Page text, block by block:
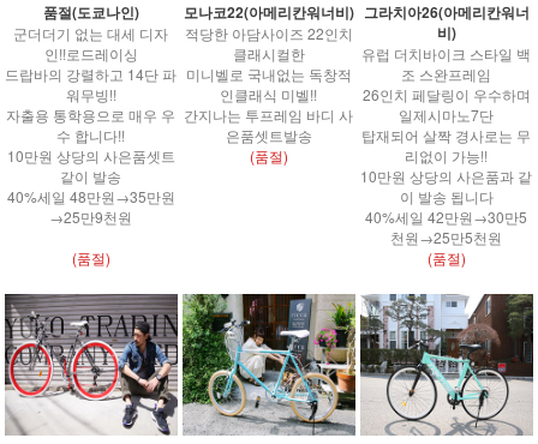
품절(도쿄나인)
군더더기 없는 대세 디자
인!!로드레이싱
드랍바의 강렬하고 14단 파
워무빙!!
자출용 통학용으로 매우 우
수 합니다!!
10만원 상당의 사은품셋트
같이 발송
40%세일 48만원→35만원
→25만9천원
(품절)
모나코22(아메리칸워너비)
적당한 아담사이즈 22인치
클래시컬한
미니벨로 국내없는 독창적
인클래식 미벨!!
간지나는 투프레임 바디 사
은품셋트발송
(품절)
그라치아26(아메리칸워너
비)
유럽 더치바이크 스타일 백
조 스완프레임
26인치 페달링이 우수하며
일제시마노7단
탑재되어 살짝 경사로는 무
리없이 가능!!
10만원 상당의 사은품과 같
이 발송 됩니다
40%세일 42만원→30만5
천원→25만5천원
(품절)